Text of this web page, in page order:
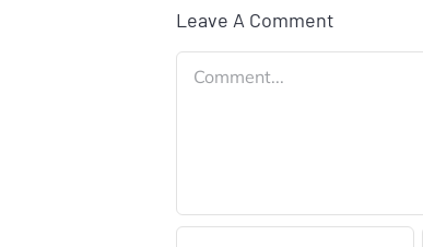
Leave A Comment
Comment